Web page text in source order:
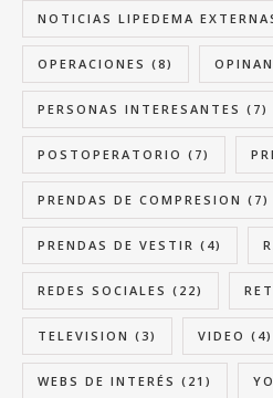
NOTICIAS LIPEDEMA
OPERACIONES (8)
PERSONAS INTERESANTES (7)
POSTOPERATORIO (7)
PRENDAS DE COMPRESION (7)
PRENDAS DE VESTIR (4)
REDES SOCIALES (22)
TELEVISION (3) VIDEO (4)
WEBS DE INTERÉS (21)